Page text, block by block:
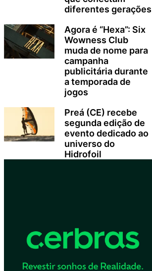
diferentes gerações
Agora é “Hexa”: Six
Wowness Club
muda de nome para
campanha
publicitária durante
a temporada de
jogos
Preá (CE) recebe
segunda edição de
evento dedicado ao
universo do
Hidrofoil